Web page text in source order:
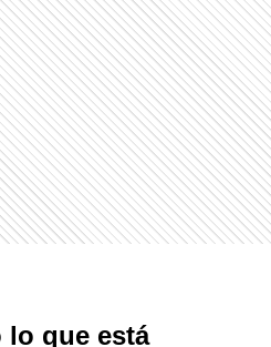
lo que está